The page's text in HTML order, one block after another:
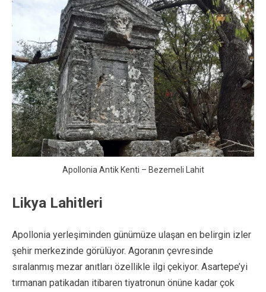
Apollonia Antik Kenti – Bezemeli Lahit
Likya Lahitleri
Apollonia yerleşiminden günümüze ulaşan en belirgin izler
şehir merkezinde görülüyor. Agoranın çevresinde
sıralanmış mezar anıtları özellikle ilgi çekiyor. Asartepe’yi
tırmanan patikadan itibaren tiyatronun önüne kadar çok